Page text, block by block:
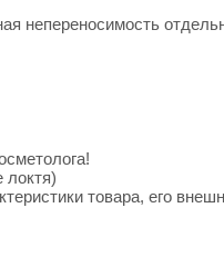
непереносимость
локтя)
товара, его